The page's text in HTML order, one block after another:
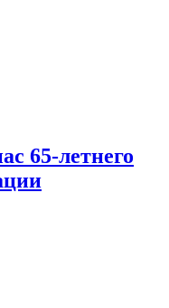
65-летнего